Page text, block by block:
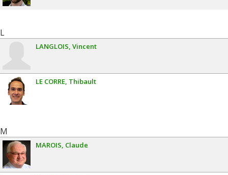
L
LANGLOIS Vincent
LE CORRE Thibault
M
MAROIS Claude